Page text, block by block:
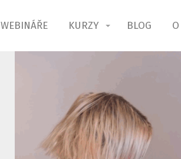
WEBINÁŘE KURZY BLOG